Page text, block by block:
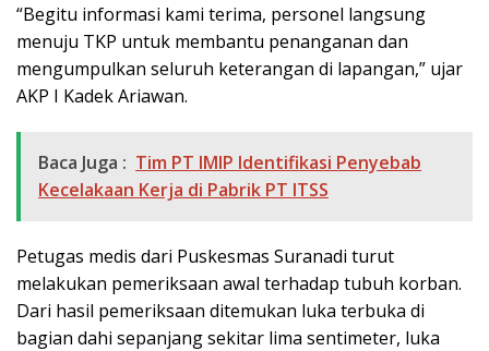
“Begitu informasi kami terima, personel langsung
menuju TKP untuk membantu penanganan dan
mengumpulkan seluruh keterangan di lapangan,” ujar
AKP I Kadek Ariawan.
Baca Juga : Tim PT IMIP Identifikasi Penyebab
Kecelakaan Kerja di Pabrik PT ITSS
Petugas medis dari Puskesmas Suranadi turut
melakukan pemeriksaan awal terhadap tubuh korban.
Dari hasil pemeriksaan ditemukan luka terbuka di
bagian dahi sepanjang sekitar lima sentimeter, luka